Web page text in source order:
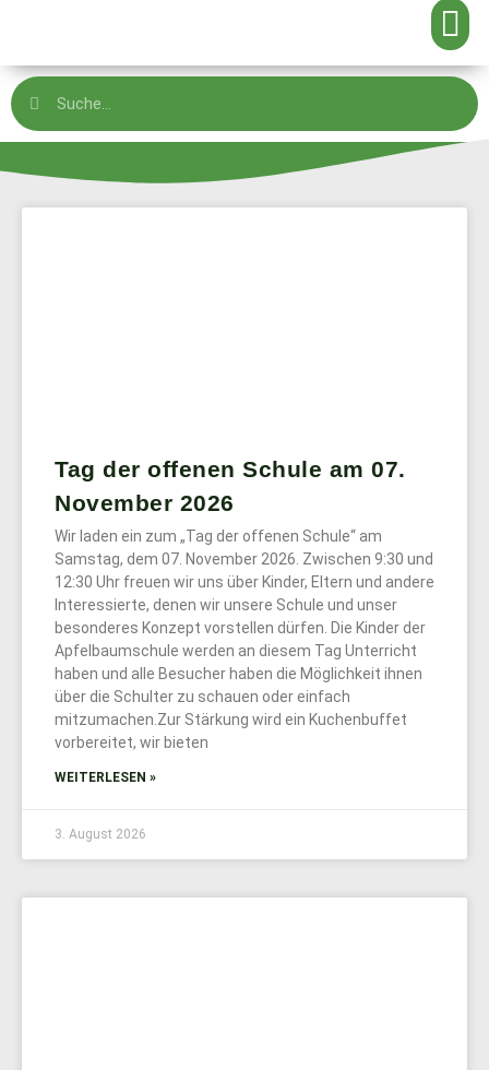
Tag der offenen Schule am 07.
November 2026
Wir laden ein zum „Tag der offenen Schule“ am
Samstag, dem 07. November 2026. Zwischen 9:30 und
12:30 Uhr freuen wir uns über Kinder, Eltern und andere
Interessierte, denen wir unsere Schule und unser
besonderes Konzept vorstellen dürfen. Die Kinder der
Apfelbaumschule werden an diesem Tag Unterricht
haben und alle Besucher haben die Möglichkeit ihnen
über die Schulter zu schauen oder einfach
mitzumachen.Zur Stärkung wird ein Kuchenbuffet
vorbereitet, wir bieten
WEITERLESEN »
3. August 2026